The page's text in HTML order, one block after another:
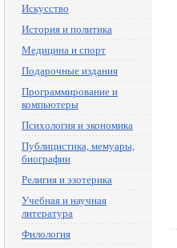
Искусство
История и политика
Медицина и спорт
Подарочные издания
Программирование и
компьютеры
Психология и экономика
Публицистика, мемуары,
биографии
Религия и эзотерика
Учебная и научная
литература
Филология